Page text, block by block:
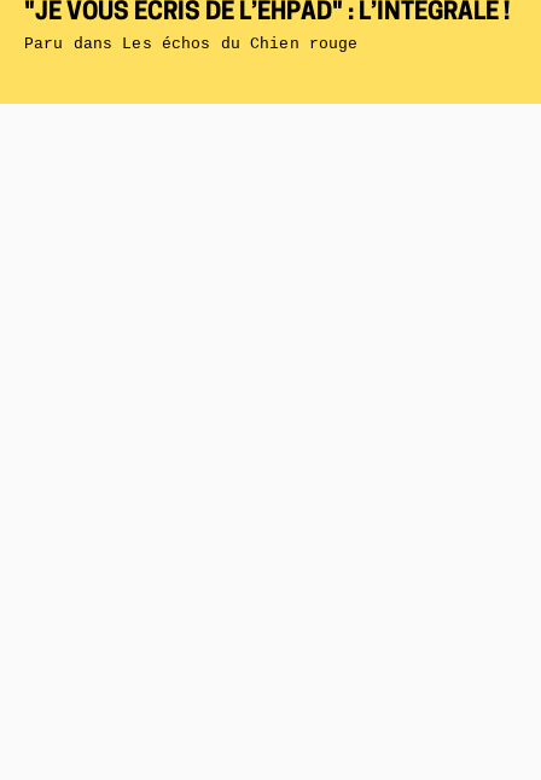
"JE VOUS ÉCRIS DE L’EHPAD" : L’INTÉGRALE !
Paru dans Les échos du Chien rouge